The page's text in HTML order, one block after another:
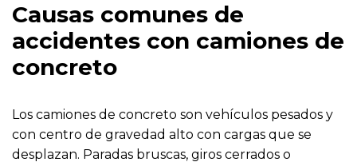
Causas comunes de
accidentes con camiones de
concreto
Los camiones de concreto son vehículos pesados y
con centro de gravedad alto con cargas que se
desplazan. Paradas bruscas, giros cerrados o